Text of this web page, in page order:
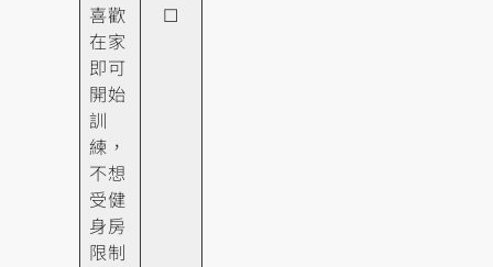
喜歡
在家
即可
開始
訓
練，
不想
受健
身房
限制
☐